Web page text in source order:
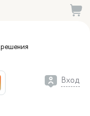
решения
Вход